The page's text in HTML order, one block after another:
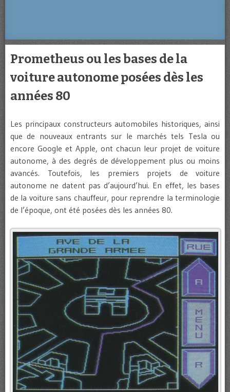
Prometheus ou les bases de la
voiture autonome posées dès les
années 80
Les principaux constructeurs automobiles historiques, ainsi
que de nouveaux entrants sur le marchés tels Tesla ou
encore Google et Apple, ont chacun leur projet de voiture
autonome, à des degrés de développement plus ou moins
avancés. Toutefois, les premiers projets de voiture
autonome ne datent pas d’aujourd’hui. En effet, les bases
de la voiture sans chauffeur, pour reprendre la terminologie
de l’époque, ont été posées dès les années 80.